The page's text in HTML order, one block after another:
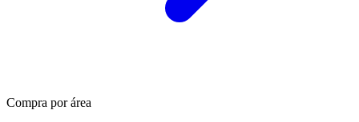
Compra por área